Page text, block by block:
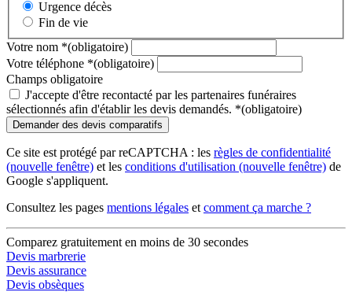
Urgence décès
Fin de vie
Votre nom *(obligatoire)
Votre téléphone *(obligatoire)
Champs obligatoire
J'accepte d'être recontacté par les partenaires funéraires
sélectionnés afin d'établir les devis demandés. *(obligatoire)
Ce site est protégé par reCAPTCHA : les règles de confidentialité
(nouvelle fenêtre) et les conditions d'utilisation (nouvelle fenêtre) de
Google s'appliquent.
Consultez les pages mentions légales et comment ça marche ?
Comparez gratuitement en moins de 30 secondes
Devis marbrerie
Devis assurance
Devis obsèques